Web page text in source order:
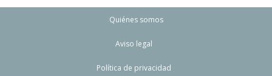
Quiénes somos
Aviso legal
Política de privacidad